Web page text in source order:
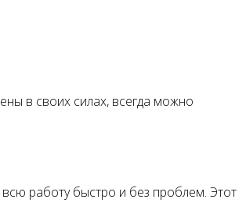
в своих силах, всегда можно
работу быстро и без проблем. Этот